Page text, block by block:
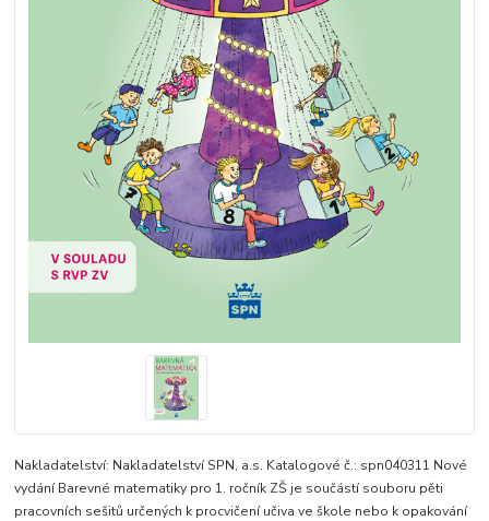
Nakladatelství: Nakladatelství SPN, a.s. Katalogové č.: spn040311 Nové
vydání Barevné matematiky pro 1. ročník ZŠ je součástí souboru pěti
pracovních sešitů určených k procvičení učiva ve škole nebo k opakování